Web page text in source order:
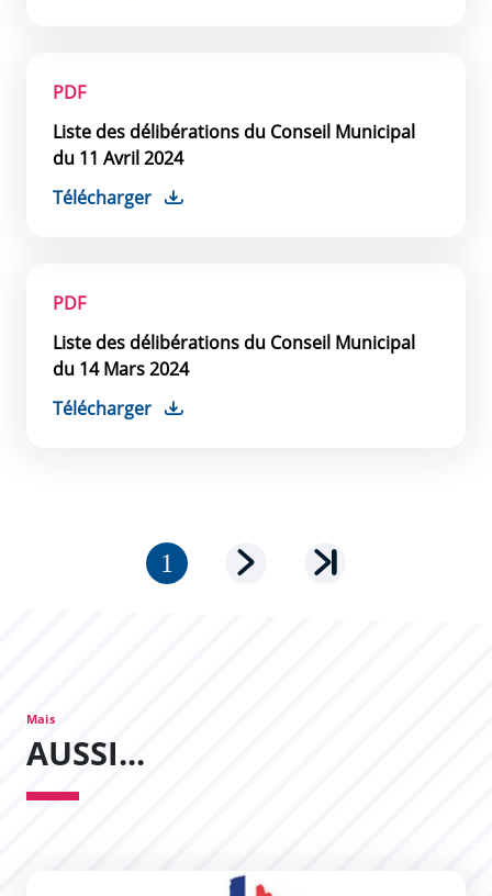
PDF
Liste des délibérations du Conseil Municipal
du 11 Avril 2024
Télécharger
PDF
Liste des délibérations du Conseil Municipal
du 14 Mars 2024
Télécharger
Pagination Page courantePage suivante
Mais
AUSSI...
Recherche des délibérations du conseil municipal